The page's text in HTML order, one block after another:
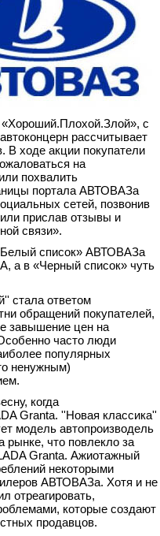
«Хороший.Плохой.Злой», с
рассчитывает
В ходе акции покупатели
на
похвалить
портала АВТОВАЗа
сетей, позвонив
прислав отзывы и
связи».
список» АВТОВАЗа
а в «Черный список» чуть
стала ответом
обращений покупателей,
завышение цен на
часто люди
популярных
ненужным)
когда
Granta. ''Новая классика''
модель автопроизводель
рынке, что повлекло за
Granta. Ажиотажный
некоторыми
АВТОВАЗа. Хотя и не
отреагировать,
которые создают
продавцов.